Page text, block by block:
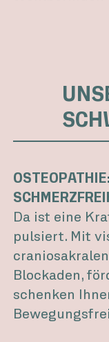
Da ist eine
pulsiert. Mit
Blockaden,
schenken